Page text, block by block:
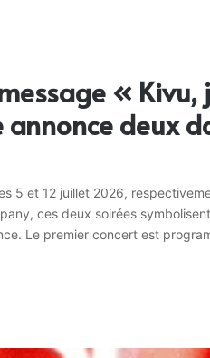
« Kivu,
deux
5 et 12 juillet 2026,
ces deux soirées
Le premier concert est